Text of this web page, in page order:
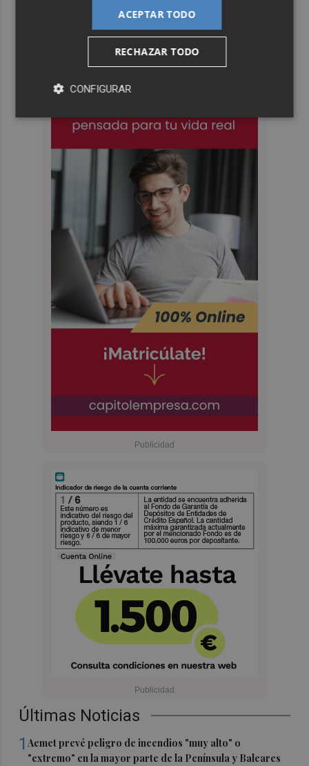
Últimas Noticias
1Aemet prevé peligro de incendios "muy alto" o
"extremo" en la mayor parte de la Península y Baleares
ACEPTAR TODO
RECHAZAR TODO
CONFIGURAR